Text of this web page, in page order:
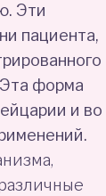
Эти
пациента,
Эта форма
и во